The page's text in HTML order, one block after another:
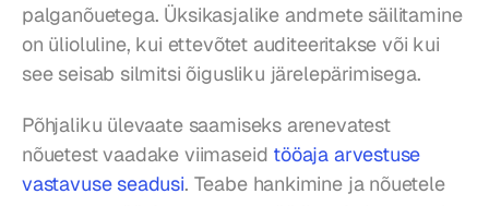
palganõuetega. Üksikasjalike andmete säilitamine
on ülioluline, kui ettevõtet auditeeritakse või kui
see seisab silmitsi õigusliku järelepärimisega.
Põhjaliku ülevaate saamiseks arenevatest
nõuetest vaadake viimaseid tööaja arvestuse
vastavuse seadusi. Teabe hankimine ja nõuetele